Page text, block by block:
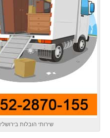
שירותי הובלות